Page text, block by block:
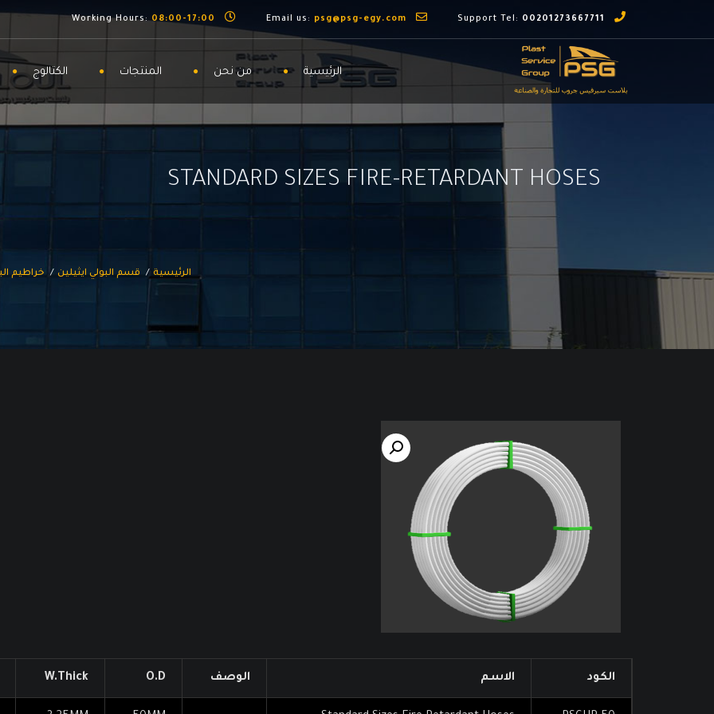
00201273667711
psg@psg-egy.com
08:00-17:00
الرئيسية من نحن المنتجات الكتالوج
STANDARD SIZES FIRE-RETARDANT HOSES
الرئيسية قسم البولي ايثيلين خراطيم
الكود الاسم الوصف O.D
W.Thick